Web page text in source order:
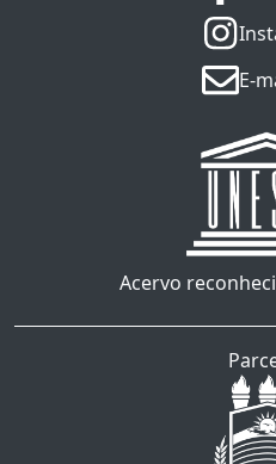
E-
Acervo